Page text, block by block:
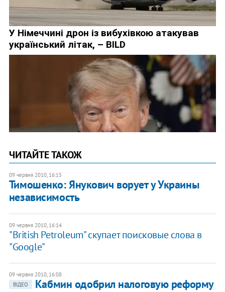
ЧИТАЙТЕ ТАКОЖ
09 червня 2010, 16:15
Тимошенко: Янукович ворует у Украины
независимость
09 червня 2010, 16:14
"British Petroleum" скупает поисковые слова в
"Google"
09 червня 2010, 16:08
ВІДЕО
Кабмин одобрил налоговую реформу